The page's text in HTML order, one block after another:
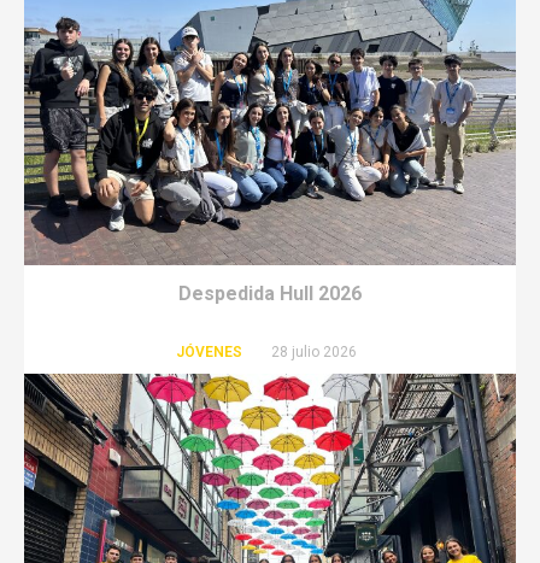
Despedida Hull 2026
JÓVENES 28 julio 2026